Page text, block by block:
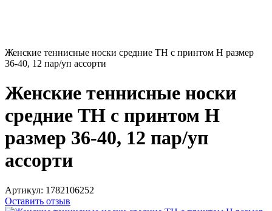
Женские теннисные носки средние ТН с принтом Н размер
36-40, 12 пар/уп ассорти
Женские теннисные носки
средние ТН с принтом Н
размер 36-40, 12 пар/уп
ассорти
Артикул: 1782106252
Оставить отзыв